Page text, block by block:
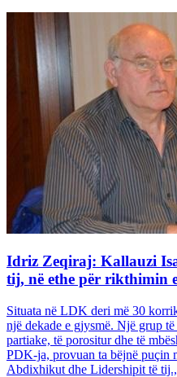
Idriz Zeqiraj: Kallauzi
tij, në ethe për rikthimin
Situata në LDK deri më 30
një dekade e gjysmë. Një grup
partiake, të porositur dhe të
PDK-ja, provuan ta bëjnë puçin
Abdixhikut dhe Lidershipit të